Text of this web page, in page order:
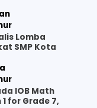
Lomba
SMP Kota
IOB Math
for Grade 7,